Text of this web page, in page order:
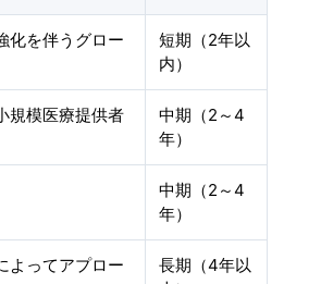
化を伴うグロー
短期（2年以
内）
規模医療提供者
中期（2～4
年）
中期（2～4
年）
よってアプロー
長期（4年以